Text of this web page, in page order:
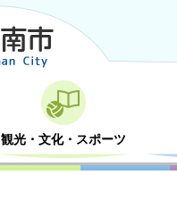
観光・文化・スポーツ